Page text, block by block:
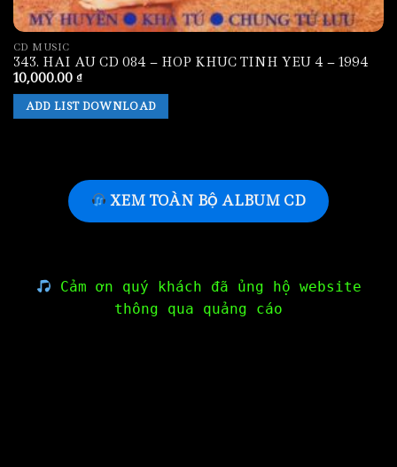
CD MUSIC
343. HAI AU CD 084 – HOP KHUC TINH YEU 4 – 1994
10,000.00 ₫
ADD LIST DOWNLOAD
XEM TOÀN BỘ ALBUM CD
Cảm ơn quý khách đã ủng hộ website
thông qua quảng cáo